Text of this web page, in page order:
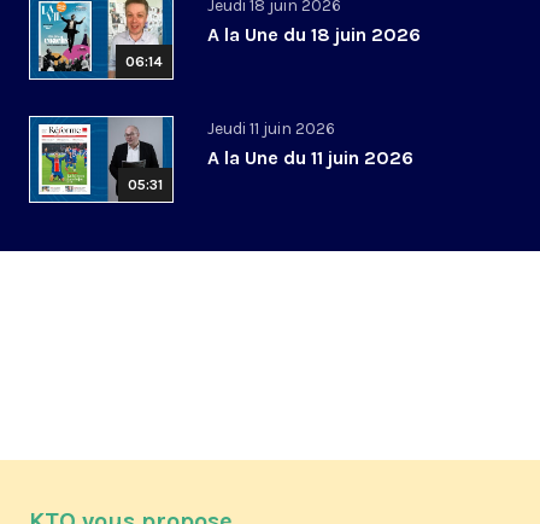
06:14
Jeudi 18 juin 2026
A la Une du 18 juin 2026
05:31
Jeudi 11 juin 2026
A la Une du 11 juin 2026